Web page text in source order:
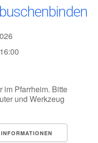
im Pfarrheim. Bitte
und Werkzeug